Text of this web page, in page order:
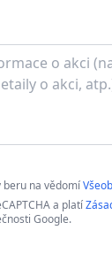
beru na vědomí
a platí
Google.